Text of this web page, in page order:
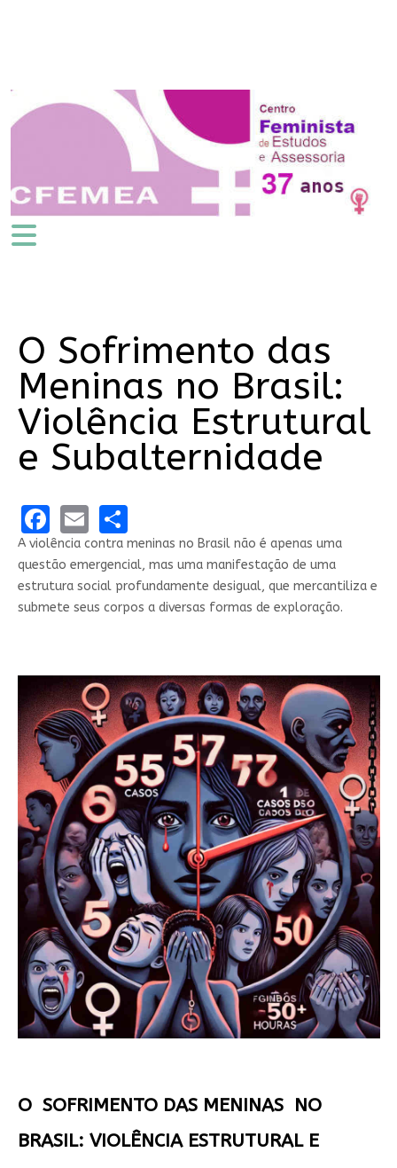
O Sofrimento das
Meninas no Brasil:
Violência Estrutural
e Subalternidade
Facebook
EmailShare
A violência contra meninas no Brasil não é apenas uma
questão emergencial, mas uma manifestação de uma
estrutura social profundamente desigual, que mercantiliza e
submete seus corpos a diversas formas de exploração.
O SOFRIMENTO DAS MENINAS NO
BRASIL: VIOLÊNCIA ESTRUTURAL E